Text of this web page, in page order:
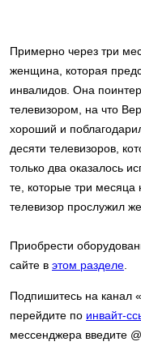
Примерно через три
женщина, которая
инвалидов. Она
телевизором, на что
хороший и
десяти телевизоров,
только два оказалось
те, которые три месяца
телевизор прослужил
Приобрести
сайте в этом разделе
Подпишитесь на
перейдите по инвайт-
мессенджера введите